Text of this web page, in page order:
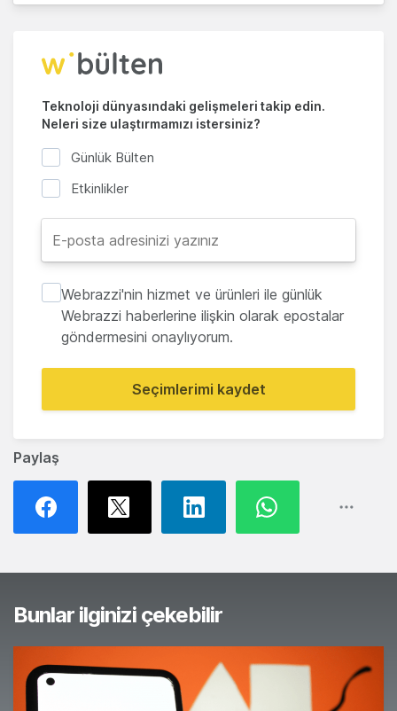
Paylaş
Teknoloji dünyasındaki gelişmeleri takip edin.
Neleri size ulaştırmamızı istersiniz?
Günlük Bülten
Etkinlikler
Webrazzi'nin hizmet ve ürünleri ile günlük
Webrazzi haberlerine ilişkin olarak epostalar
göndermesini onaylıyorum.
Seçimlerimi kaydet
Bunlar ilginizi çekebilir